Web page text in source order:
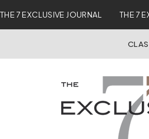
THE 7 EXCLUSIVE JOURNAL THE 7